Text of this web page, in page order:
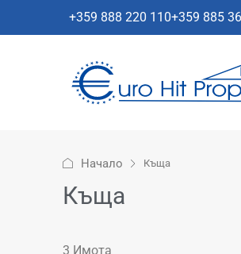
+359 888 220 110+359 885
Начало Къща
Къща
3 Имотa